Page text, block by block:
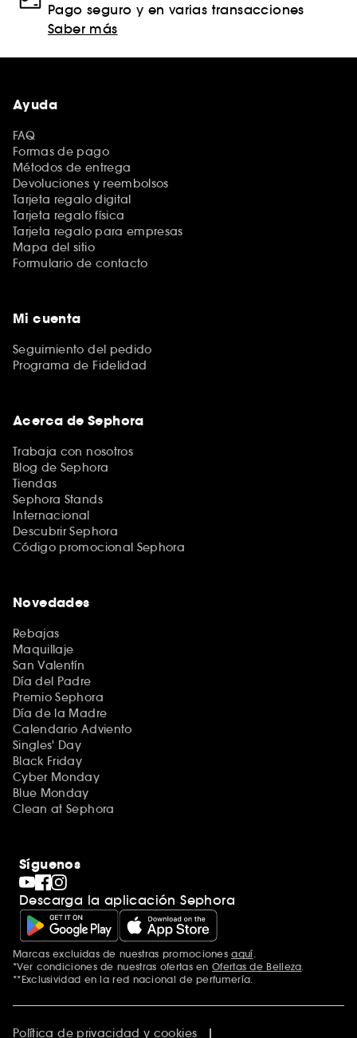
Pago seguro y en varias transacciones
Saber más
Ayuda
FAQ
Formas de pago
Métodos de entrega
Devoluciones y reembolsos
Tarjeta regalo digital
Tarjeta regalo física
Tarjeta regalo para empresas
Mapa del sitio
Formulario de contacto
Mi cuenta
Seguimiento del pedido
Programa de Fidelidad
Acerca de Sephora
Trabaja con nosotros
Blog de Sephora
Tiendas
Sephora Stands
Internacional
Descubrir Sephora
Código promocional Sephora
Novedades
Rebajas
Maquillaje
San Valentín
Día del Padre
Premio Sephora
Día de la Madre
Calendario Adviento
Singles' Day
Black Friday
Cyber Monday
Blue Monday
Clean at Sephora
Síguenos
Descarga la aplicación Sephora
Marcas excluidas de nuestras promocionesaquí
*Ver condiciones de nuestras ofertas en Ofertas de Belleza
**Exclusividad en la red nacional de perfumería.
Política de privacidad y cookies